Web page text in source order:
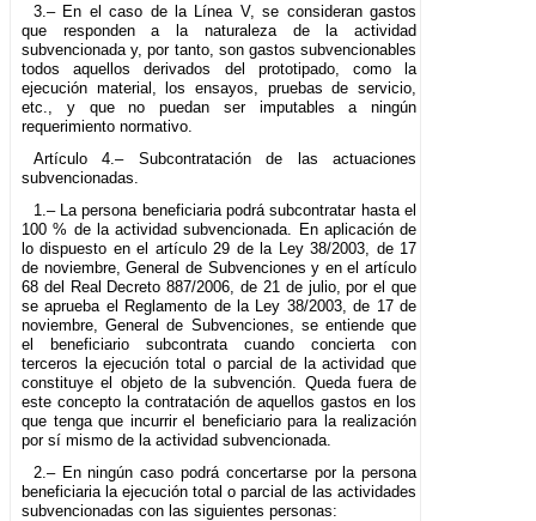
3.– En el caso de la Línea V, se consideran gastos
que responden a la naturaleza de la actividad
subvencionada y, por tanto, son gastos subvencionables
todos aquellos derivados del prototipado, como la
ejecución material, los ensayos, pruebas de servicio,
etc., y que no puedan ser imputables a ningún
requerimiento normativo.
Artículo 4.– Subcontratación de las actuaciones
subvencionadas.
1.– La persona beneficiaria podrá subcontratar hasta el
100 % de la actividad subvencionada. En aplicación de
lo dispuesto en el artículo 29 de la Ley 38/2003, de 17
de noviembre, General de Subvenciones y en el artículo
68 del Real Decreto 887/2006, de 21 de julio, por el que
se aprueba el Reglamento de la Ley 38/2003, de 17 de
noviembre, General de Subvenciones, se entiende que
el beneficiario subcontrata cuando concierta con
terceros la ejecución total o parcial de la actividad que
constituye el objeto de la subvención. Queda fuera de
este concepto la contratación de aquellos gastos en los
que tenga que incurrir el beneficiario para la realización
por sí mismo de la actividad subvencionada.
2.– En ningún caso podrá concertarse por la persona
beneficiaria la ejecución total o parcial de las actividades
subvencionadas con las siguientes personas: